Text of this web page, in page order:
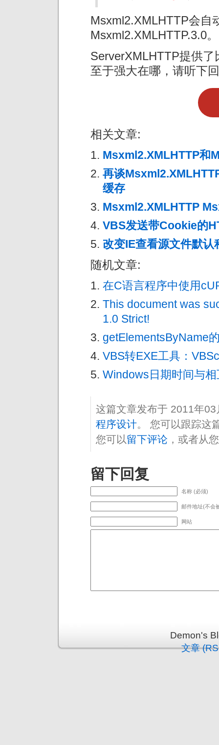
Msxml2.XMLHTTP会自
Msxml2.XMLHTTP.3.0。
ServerXMLHTTP提供
至于强大在哪，请听下
相关文章:
Msxml2.XMLHTTP和
再谈
缓存
Msxml2.XMLHTTP
VBS发送带Cookie的
改变IE查看源文件默认
随机文章:
在C语言程序中使用
This document was
1.0 Strict!
getElementsByName
VBS转EXE工具：
Windows日期时间与
这篇文章发布于 2011年
程序设计。 您可以跟踪这
您可以留下评论 ，或者从
留下回复
名称 (必须)
邮件地址(不会
网站
Demon's
文章